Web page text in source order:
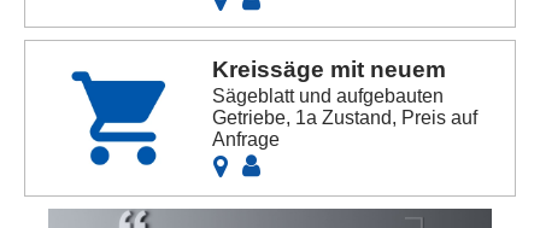
Kreissäge mit neuem
Sägeblatt und aufgebauten
Getriebe, 1a Zustand, Preis auf
Anfrage